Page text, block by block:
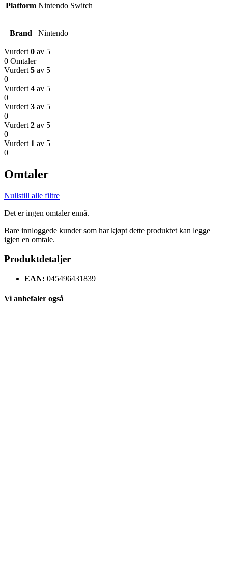
Platform Nintendo Switch
Brand Nintendo
Vurdert 0 av 5
0 Omtaler
Vurdert 5 av 5
0
Vurdert 4 av 5
0
Vurdert 3 av 5
0
Vurdert 2 av 5
0
Vurdert 1 av 5
0
Omtaler
Nullstill alle filtre
Det er ingen omtaler ennå.
Bare innloggede kunder som har kjøpt dette produktet kan legge
igjen en omtale.
Produktdetaljer
EAN: 045496431839
Vi anbefaler også